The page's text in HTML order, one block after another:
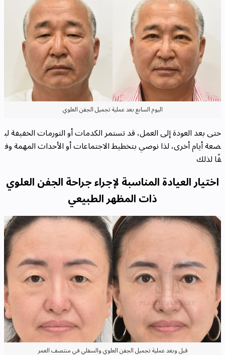
اليوم السابع بعد عملية تجميل الجفن العلوي
حتى بعد العودة إلى العمل، قد تستمر الكدمات أو التورمات الخفيفة لب
ضعة أيام أخرى، لذا نوصي بتخطيط الاجتماعات أو الأحداث المهمة وف
قًا لذلك
اختيار العيادة المناسبة لإجراء جراحة الجفن العلوي
ذات المظهر الطبيعي
قبل وبعد عملية تجميل الجفن العلوي والسفلي في منتصف العمر